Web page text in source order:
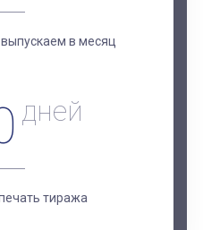
в месяц
дней
тиража